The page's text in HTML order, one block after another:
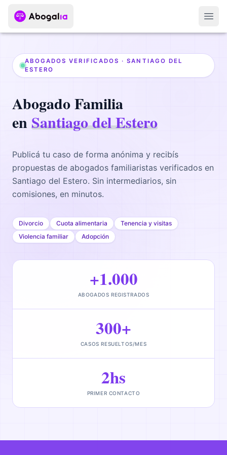
ABOGADOS VERIFICADOS ·SANTIAGO DEL
ESTERO
AbogadoFamilia
enSantiago del Estero
Publicá tu caso de forma anónima y recibís
propuestas de abogados familiaristas verificados en
Santiago del Estero. Sin intermediarios, sin
comisiones, en minutos.
Divorcio Cuota alimentaria
Tenencia y visitas
Violencia familiar
Adopción
+1.000
ABOGADOS REGISTRADOS
300+
CASOS RESUELTOS/MES
2hs
PRIMER CONTACTO